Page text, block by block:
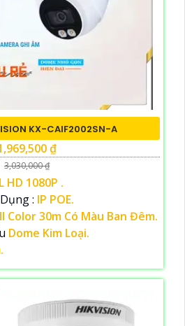
KX-CAIF2002SN-A
₫
3,030,000 ₫
HD 1080P .
: IP POE.
Color 30m Có Màu Ban Đêm.
Dome Kim Loại.